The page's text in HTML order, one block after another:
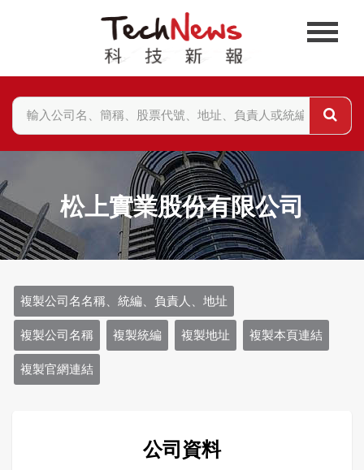
松上實業股份有限公司
複製公司名名稱、統編、負責人、地址
複製公司名稱 複製統編 複製地址 複製本頁連結
複製官網連結
公司資料